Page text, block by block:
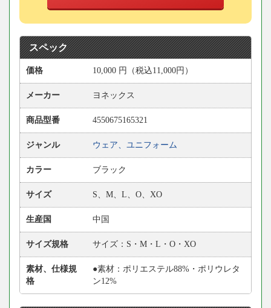
スペック
価格 10,000 円 （税込11,000円）
メーカー ヨネックス
商品型番 4550675165321
ジャンル ウェア、ユニフォーム
カラー ブラック
サイズ S、M、L、O、XO
生産国 中国
サイズ規格 サイズ：S・M・L・O・XO
素材、仕様規
格
●素材：ポリエステル88%・ポリウレタ
ン12%